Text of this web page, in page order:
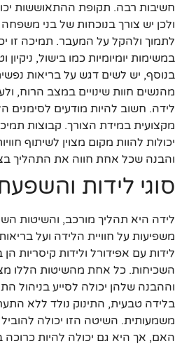
חשיבות רבה. תקופת ההתאוששות
ולכן יש צורך בנוכחות של בני
לתמוך ולהקל על המעבר. תמיכה זו
במשימות יומיומיות כמו בישול, ניקיון
בנוסף, יש לשים דגש על בריאות
מהנשים חוות שינויים במצב הרוח,
לידה. חשוב להיות מודעים לסימנים
מקצועית במידת הצורך. קבוצות
יכולות להוות מקום מצוין לשיתוף
והבנה שכל אחת חווה את התהליך
סוגי לידות
לידה היא תהליך מורכב, והשיטות
משפיעות על חוויית הלידה ועל
לידות עם אפידורל ולידות קיסריות הן
השכיחות. כל אחת מהשיטות הללו
וההבנה שלהן יכולה לסייע בניהול
בלידה טבעית, התינוק נולד ללא
משמעותית. השיטה הזו יכולה להוביל
האם, אך היא גם יכולה להיות כרוכה